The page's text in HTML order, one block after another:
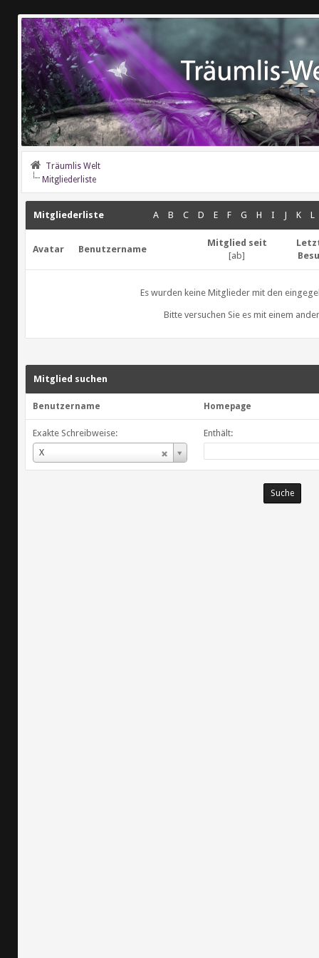
Träumlis Welt
Mitgliederliste
A B C D E F G H I J K L
Mitgliederliste
Avatar Benutzername
Mitglied seit
[ab]
Es wurden keine Mitglieder mit den
Bitte versuchen Sie es mit einem
Mitglied suchen
Benutzername Homepage
Exakte Schreibweise:
X
Benutzername
Enthält: